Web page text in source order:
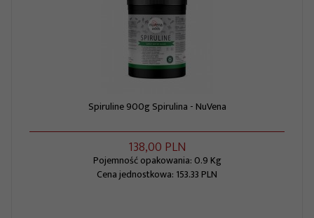
Spiruline 900g Spirulina - NuVena
138,00 PLN
Pojemność opakowania: 0.9 Kg
Cena jednostkowa: 153.33 PLN